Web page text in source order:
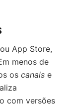
App Store,
menos de
os canais e
com versões